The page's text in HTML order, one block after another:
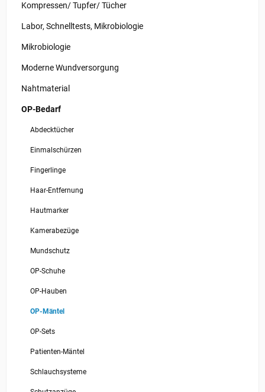
Kompressen/ Tupfer/ Tücher
Labor, Schnelltests, Mikrobiologie
Mikrobiologie
Moderne Wundversorgung
Nahtmaterial
OP-Bedarf
Abdecktücher
Einmalschürzen
Fingerlinge
Haar-Entfernung
Hautmarker
Kamerabezüge
Mundschutz
OP-Schuhe
OP-Hauben
OP-Mäntel
OP-Sets
Patienten-Mäntel
Schlauchsysteme